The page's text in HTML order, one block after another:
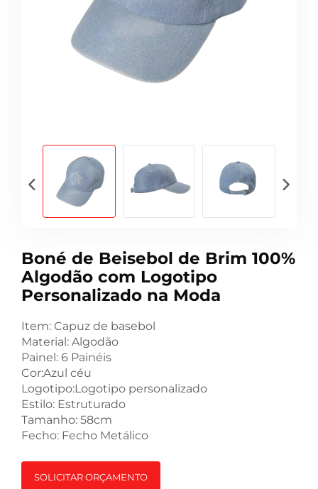
Boné de Beisebol de Brim 100%
Algodão com Logotipo
Personalizado na Moda
Item: Capuz de basebol
Material: Algodão
Painel: 6 Painéis
Cor:Azul céu
Logotipo:Logotipo personalizado
Estilo: Estruturado
Tamanho: 58cm
Fecho: Fecho Metálico
SOLICITAR ORÇAMENTO